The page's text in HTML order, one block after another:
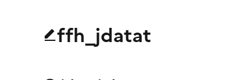
ffh_jdatat